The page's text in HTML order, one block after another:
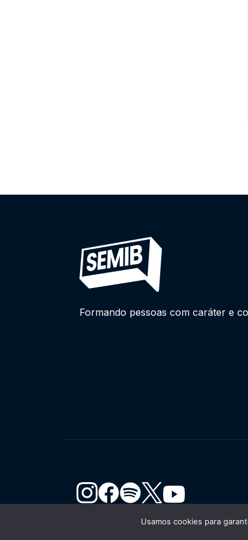
Formando pessoas com caráter e
Usamos cookies para